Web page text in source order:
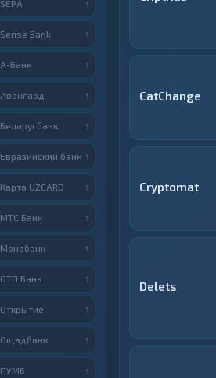
CatChange
Cryptomat
Delets
SEPA 1
Sense Bank 1
А-Банк 1
Авангард 1
Беларусбанк 1
Евразийский банк 1
Карта UZCARD 1
МТС Банк 1
Монобанк 1
ОТП Банк 1
Открытие 1
Ощадбанк 1
ПУМБ 1